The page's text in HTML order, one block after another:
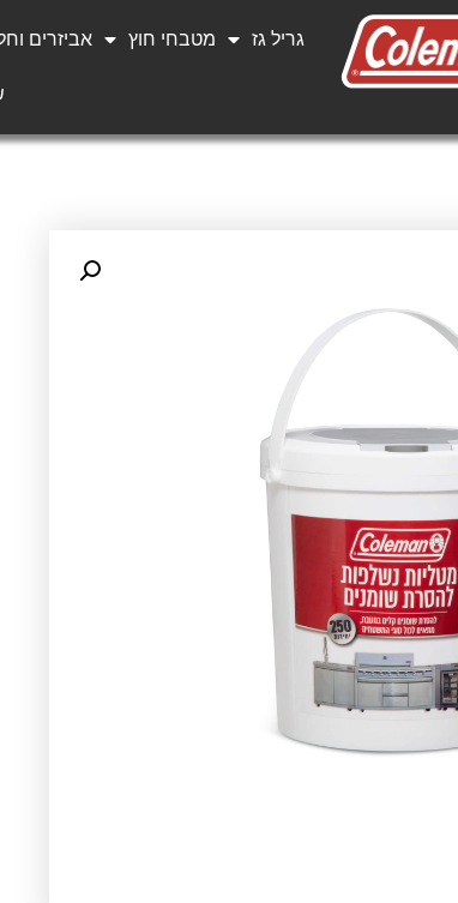
גריל גז מטבחי חוץ אביזרים